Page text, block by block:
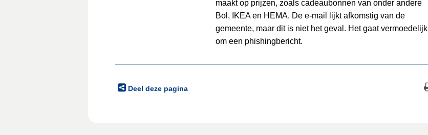
maakt op prijzen, zoals cadeaubonnen van onder andere
Bol, IKEA en HEMA. De e-mail lijkt afkomstig van de
gemeente, maar dit is niet het geval. Het gaat vermoedelijk
om een phishingbericht.
Deel deze pagina